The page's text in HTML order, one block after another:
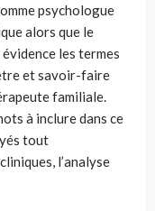
psychologue
alors que le
évidence les termes
et savoir-faire
familiale.
à inclure dans ce
tout
l’analyse